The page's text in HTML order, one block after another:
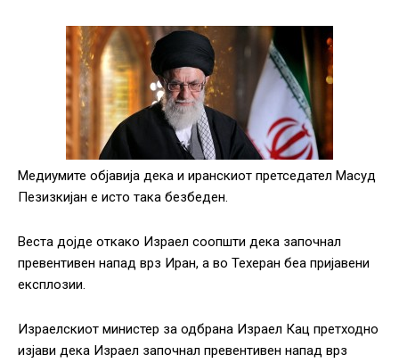
Медиумите објавија дека и иранскиот претседател Масуд
Пезизкијан е исто така безбеден.
Веста дојде откако Израел соопшти дека започнал
превентивен напад врз Иран, а во Техеран беа пријавени
експлозии.
Израелскиот министер за одбрана Израел Кац претходно
изјави дека Израел започнал превентивен напад врз